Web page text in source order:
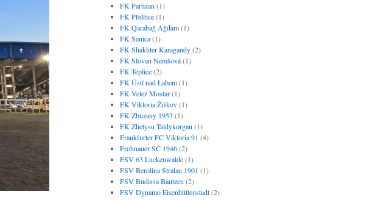
FK Partizan (1)
FK Přeštice(1)
FK Qarabağ Ağdam(1)
FK Senica(1)
FK Shakhter Karagandy(2)
FK Slovan Nemšová(1)
FK Teplice(2)
FK Ústí nad Labem(1)
FK Velež Mostar(1)
FK Viktoria Žižkov(1)
FK Zbuzany 1953 (1)
FK Zhetysu Taldykorgan (1)
Frankfurter FC Viktoria 91 (4)
Frohnauer SC 1946(2)
FSV 63 Luckenwalde(1)
FSV Berolina Stralau 1901 (1)
FSV Budissa Bautzen (2)
FSV Dynamo Eisenhüttenstadt(2)